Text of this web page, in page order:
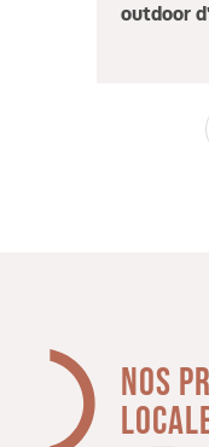
outdoor
NOS